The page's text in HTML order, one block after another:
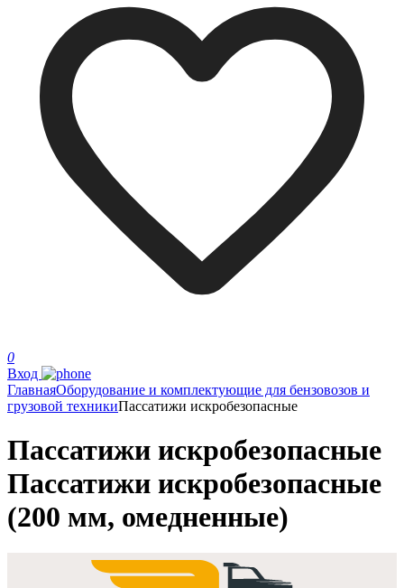
0
Вход
ГлавнаяОборудование и комплектующие для бензовозов и
грузовой техникиПассатижи искробезопасные
Пассатижи искробезопасные
Пассатижи искробезопасные
(200 мм, омедненные)